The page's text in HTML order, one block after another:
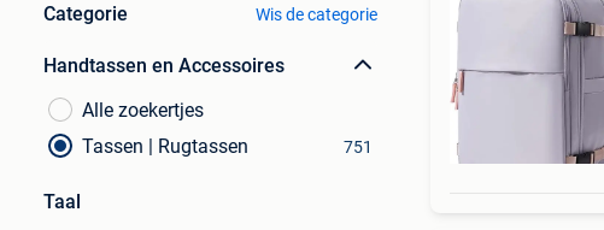
Categorie Wis de categorie
Handtassen en Accessoires
Alle zoekertjes
Tassen | Rugtassen
751
Taal